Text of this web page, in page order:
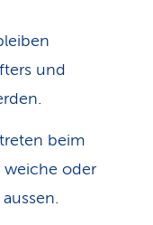
und
beim
weiche oder